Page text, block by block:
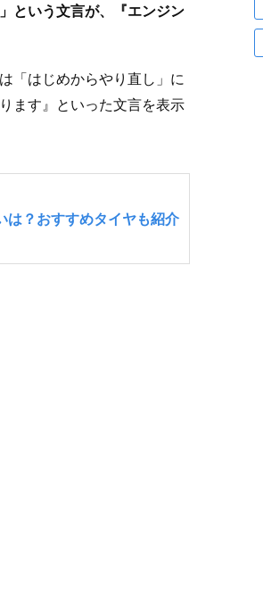
という文言が、『エンジン
「はじめからやり直し」に
ます』といった文言を表示